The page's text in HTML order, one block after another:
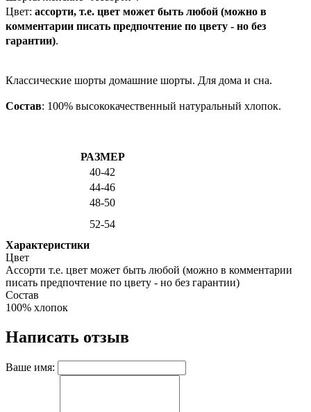
Цвет: ассорти, т.е. цвет может быть любой (можно в
комментарии писать предпочтение по цвету - но без
гарантии).
Классические шорты домашние шорты. Для дома и сна.
Состав: 100% высококачественный натуральный хлопок.
РАЗМЕР
40-42
44-46
48-50
52-54
Характеристики
Цвет
Ассорти т.е. цвет может быть любой (можно в комментарии
писать предпочтение по цвету - но без гарантии)
Состав
100% хлопок
Написать отзыв
Ваше имя: